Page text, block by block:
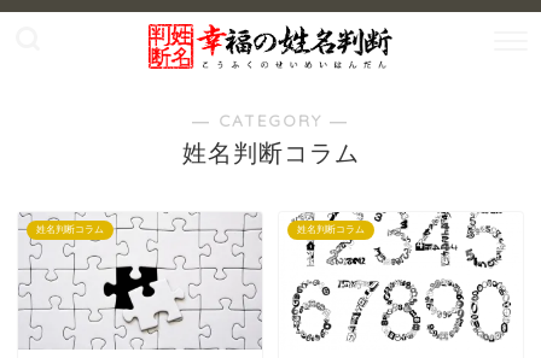
― CATEGORY ―
姓名判断コラム
姓名判断コラム 姓名判断コラム